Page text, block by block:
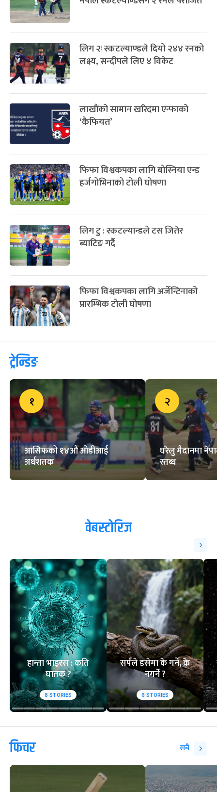
लिग २ः स्कटल्याण्डले दियो २४४ रनको
लक्ष्य, सन्दीपले लिए ४ विकेट
लाखौंको सामान खरिदमा एन्फाको
‘कैफियत’
फिफा विश्वकपका लागि बोस्निया एन्ड
हर्जगोभिनाको टोली घोषणा
लिग टु : स्कटल्यान्डले टस जितेर
ब्याटिङ गर्दै
फिफा विश्वकपका लागि अर्जेन्टिनाको
प्रारम्भिक टोली घोषणा
ट्रेन्डिङ
१
आसिफको १४औं ओडीआई
अर्धशतक
२
घरेलु मैदानमा
स्तब्ध
वेबस्टोरिज
हान्ता भाइरस : कति
घातक ?
8 STORIES
सर्पले डसेमा के गर्ने, के
नगर्ने ?
6 STORIES
फिचर सबै